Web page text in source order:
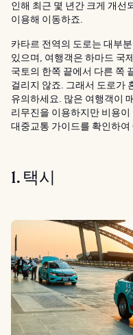
인해 최근 몇 년간 크게 개선
이용해 이동하죠.
카타르 전역의 도로는 대부
있으며, 여행객은 하마드 국
국토의 한쪽 끝에서 다른 쪽
걸리지 않죠. 그래서 도로가
유의하세요. 많은 여행객이
리무진을 이용하지만 비용
대중교통 가이드를 확인하여
1. 택시